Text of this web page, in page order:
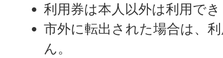
利用券は本人以外は利用で
市外に転出された場合は、
ん。